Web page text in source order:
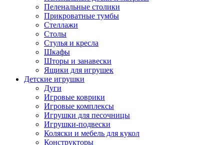
Пеленальные столики
Прикроватные тумбы
Стеллажи
Столы
Стулья и кресла
Шкафы
Шторы и занавески
Ящики для игрушек
Детские игрушки
Дуги
Игровые коврики
Игровые комплексы
Игрушки для песочницы
Игрушки-подвески
Коляски и мебель для кукол
Конструкторы